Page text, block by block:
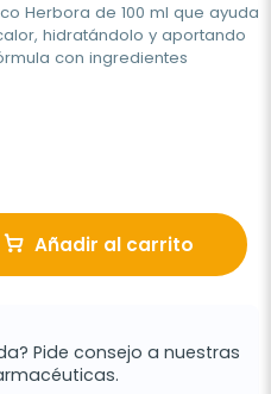
Herbora de 100 ml que ayuda
hidratándolo y aportando
con ingredientes
Añadir al carrito
Pide consejo a nuestras